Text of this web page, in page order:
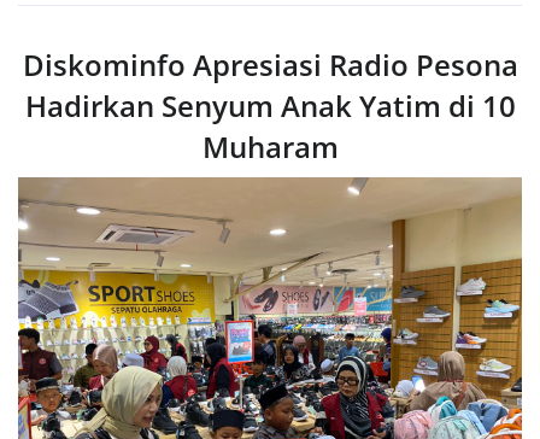
Diskominfo Apresiasi Radio Pesona
Hadirkan Senyum Anak Yatim di 10
Muharam